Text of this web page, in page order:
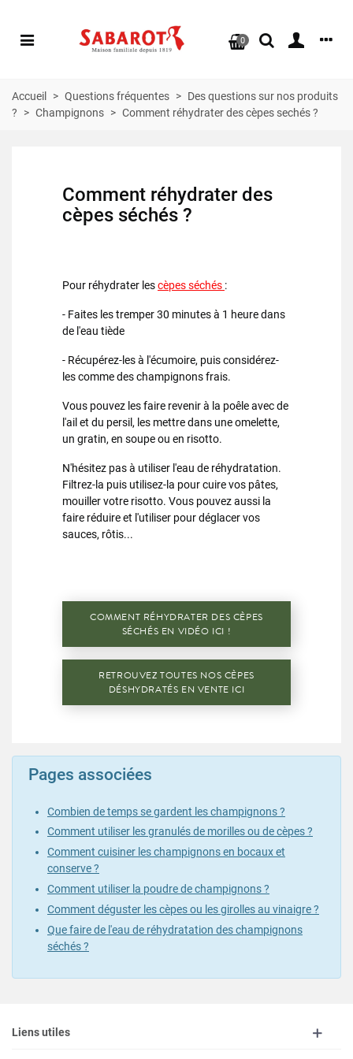
0
Accueil > Questions fréquentes > Des questions sur nos produits
?
> Champignons > Comment réhydrater des cèpes sechés ?
Comment réhydrater des
cèpes séchés ?
Pour réhydrater lescèpes séchés :
- Faites les tremper 30 minutes à 1 heure dans
de l'eau tiède
- Récupérez-les à l'écumoire, puis considérez-
les comme des champignons frais.
Vous pouvez les faire revenir à la poêle avec de
l'ail et du persil, les mettre dans une omelette,
un gratin, en soupe ou en risotto.
N'hésitez pas à utiliser l'eau de réhydratation.
Filtrez-la puis utilisez-la pour cuire vos pâtes,
mouiller votre risotto. Vous pouvez aussi la
faire réduire et l'utiliser pour déglacer vos
sauces, rôtis...
COMMENT RÉHYDRATER DES CÈPES
SÉCHÉS EN VIDÉO ICI !
RETROUVEZ TOUTES NOS CÈPES
DÉSHYDRATÉS EN VENTE ICI
Pages associées
Combien de temps se gardent les champignons ?
Comment utiliser les granulés de morilles ou de cèpes ?
Comment cuisiner les champignons en bocaux et
conserve ?
Comment utiliser la poudre de champignons ?
Comment déguster les cèpes ou les girolles au vinaigre ?
Que faire de l'eau de réhydratation des champignons
séchés ?
Liens utiles